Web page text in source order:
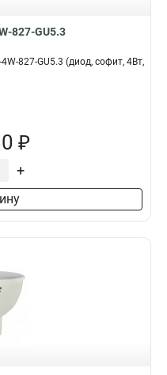
827-GU5.3
827-GU5.3 (диод, софит, 4Вт,
₽
+